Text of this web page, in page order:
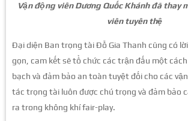
Vận động viên Dương Quốc Khánh đã thay
viên tuyên thệ
Đại diện Ban trọng tài Đỗ Gia Thanh cũng có
gọn, cam kết sẽ tổ chức các trận đấu một
bạch và đảm bảo an toàn tuyệt đối cho các
tác trọng tài luôn được chú trọng và đảm bảo
ra trong không khí fair-play.